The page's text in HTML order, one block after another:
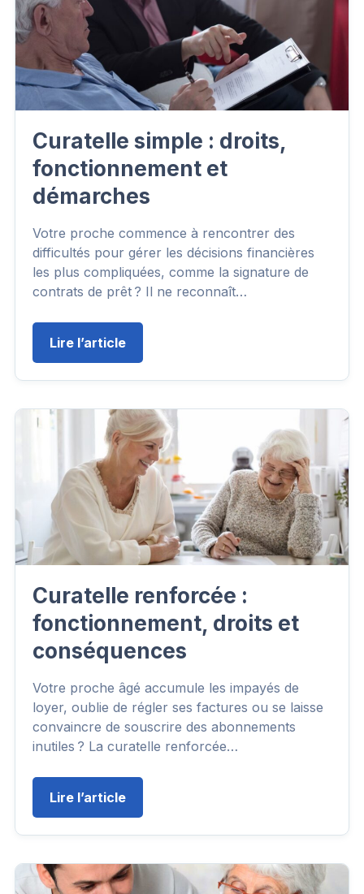
Curatelle simple : droits,
fonctionnement et
démarches
Votre proche commence à rencontrer des
difficultés pour gérer les décisions financières
les plus compliquées, comme la signature de
contrats de prêt ? Il ne reconnaît…
Lire l’article
Curatelle renforcée :
fonctionnement, droits et
conséquences
Votre proche âgé accumule les impayés de
loyer, oublie de régler ses factures ou se laisse
convaincre de souscrire des abonnements
inutiles ? La curatelle renforcée…
Lire l’article